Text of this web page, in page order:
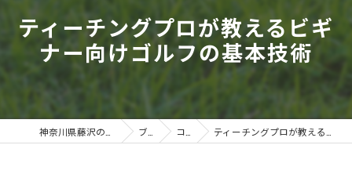
ティーチングプロが教えるビギ
ナー向けゴルフの基本技術
ブログ コラム ティーチングプロが教えるビギナー向けゴルフの基本技術